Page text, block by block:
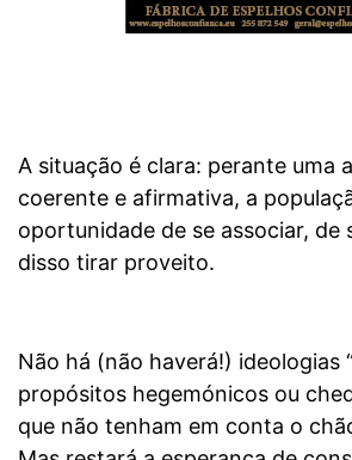
A situação é clara: perante uma
coerente e afirmativa, a
oportunidade de se associar, de
disso tirar proveito.
Não há (não haverá!) ideologias
propósitos hegemónicos ou
que não tenham em conta o